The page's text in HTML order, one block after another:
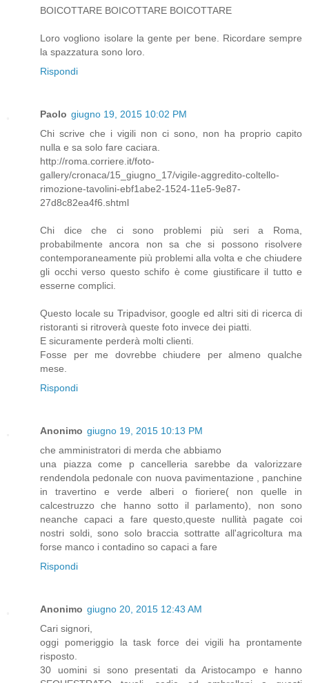
BOICOTTARE BOICOTTARE BOICOTTARE
Loro vogliono isolare la gente per bene. Ricordare sempre
la spazzatura sono loro.
Rispondi
Paolo giugno 19, 2015 10:02 PM
Chi scrive che i vigili non ci sono, non ha proprio capito
nulla e sa solo fare caciara.
http://roma.corriere.it/foto-
gallery/cronaca/15_giugno_17/vigile-aggredito-coltello-
rimozione-tavolini-ebf1abe2-1524-11e5-9e87-
27d8c82ea4f6.shtml
Chi dice che ci sono problemi più seri a Roma,
probabilmente ancora non sa che si possono risolvere
contemporaneamente più problemi alla volta e che chiudere
gli occhi verso questo schifo è come giustificare il tutto e
esserne complici.
Questo locale su Tripadvisor, google ed altri siti di ricerca di
ristoranti si ritroverà queste foto invece dei piatti.
E sicuramente perderà molti clienti.
Fosse per me dovrebbe chiudere per almeno qualche
mese.
Rispondi
Anonimo giugno 19, 2015 10:13 PM
che amministratori di merda che abbiamo
una piazza come p cancelleria sarebbe da valorizzare
rendendola pedonale con nuova pavimentazione , panchine
in travertino e verde alberi o fioriere( non quelle in
calcestruzzo che hanno sotto il parlamento), non sono
neanche capaci a fare questo,queste nullità pagate coi
nostri soldi, sono solo braccia sottratte all'agricoltura ma
forse manco i contadino so capaci a fare
Rispondi
Anonimo giugno 20, 2015 12:43 AM
Cari signori,
oggi pomeriggio la task force dei vigili ha prontamente
risposto.
30 uomini si sono presentati da Aristocampo e hanno